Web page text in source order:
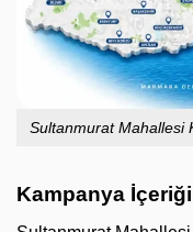
Sultanmurat Mahallesi
Kampanya